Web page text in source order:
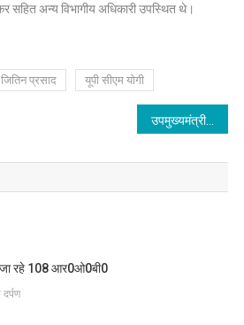
अन्य विभागीय अधिकारी उपस्थित थे।
जितिन प्रसाद यूपी सीएम योगी
उपमुख्यमंत्री केशव प्रसाद मौर्य ने कन्नौज जनपद का किया सघन दौरा।
रहे 108 आर0ओ0बी0